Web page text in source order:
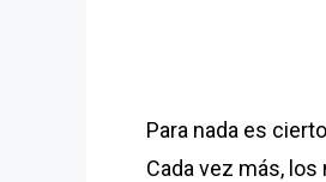
Para nada es
Cada vez más,